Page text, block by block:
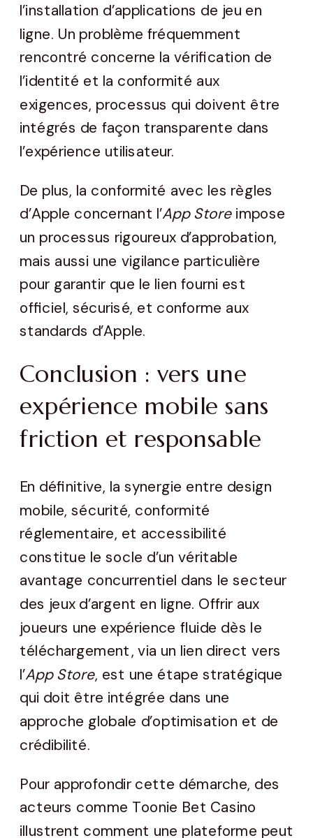
l’installation d’applications de jeu en
ligne. Un problème fréquemment
rencontré concerne la vérification de
l’identité et la conformité aux
exigences, processus qui doivent être
intégrés de façon transparente dans
l’expérience utilisateur.
De plus, la conformité avec les règles
d’Apple concernant l’App Storeimpose
un processus rigoureux d’approbation,
mais aussi une vigilance particulière
pour garantir que le lien fourni est
officiel, sécurisé, et conforme aux
standards d’Apple.
Conclusion : vers une
expérience mobile sans
friction et responsable
En définitive, la synergie entre design
mobile, sécurité, conformité
réglementaire, et accessibilité
constitue le socle d’un véritable
avantage concurrentiel dans le secteur
des jeux d’argent en ligne. Offrir aux
joueurs une expérience fluide dès le
téléchargement, via un lien direct vers
l’App Store, est une étape stratégique
qui doit être intégrée dans une
approche globale d’optimisation et de
crédibilité.
Pour approfondir cette démarche, des
acteurs comme Toonie Bet Casino
illustrent comment une plateforme peut